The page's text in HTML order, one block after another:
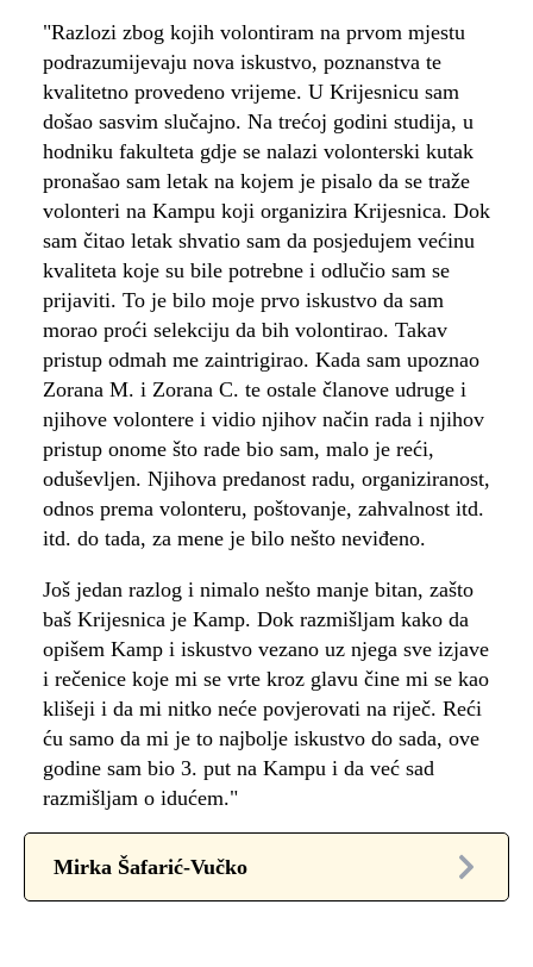
"Razlozi zbog kojih volontiram na prvom mjestu
podrazumijevaju nova iskustvo, poznanstva te
kvalitetno provedeno vrijeme. U Krijesnicu sam
došao sasvim slučajno. Na trećoj godini studija, u
hodniku fakulteta gdje se nalazi volonterski kutak
pronašao sam letak na kojem je pisalo da se traže
volonteri na Kampu koji organizira Krijesnica. Dok
sam čitao letak shvatio sam da posjedujem većinu
kvaliteta koje su bile potrebne i odlučio sam se
prijaviti. To je bilo moje prvo iskustvo da sam
morao proći selekciju da bih volontirao. Takav
pristup odmah me zaintrigirao. Kada sam upoznao
Zorana M. i Zorana C. te ostale članove udruge i
njihove volontere i vidio njihov način rada i njihov
pristup onome što rade bio sam, malo je reći,
oduševljen. Njihova predanost radu, organiziranost,
odnos prema volonteru, poštovanje, zahvalnost itd.
itd. do tada, za mene je bilo nešto neviđeno.
Još jedan razlog i nimalo nešto manje bitan, zašto
baš Krijesnica je Kamp. Dok razmišljam kako da
opišem Kamp i iskustvo vezano uz njega sve izjave
i rečenice koje mi se vrte kroz glavu čine mi se kao
klišeji i da mi nitko neće povjerovati na riječ. Reći
ću samo da mi je to najbolje iskustvo do sada, ove
godine sam bio 3. put na Kampu i da već sad
razmišljam o idućem."
Mirka Šafarić-Vučko